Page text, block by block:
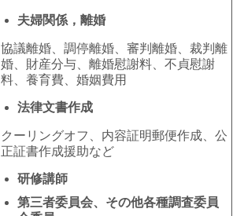
夫婦関係，離婚
協議離婚、調停離婚、審判離婚、裁判離
婚、財産分与、離婚慰謝料、不貞慰謝
料、養育費、婚姻費用
法律文書作成
クーリングオフ、内容証明郵便作成、公
正証書作成援助など
研修講師
第三者委員会、その他各種調査委員